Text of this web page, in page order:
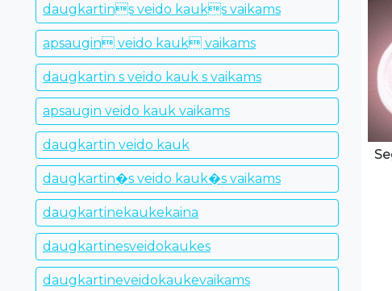
daugkartins veido kauks vaikams
apsaugin veido kauk vaikams
daugkartin s veido kauk s vaikams
apsaugin veido kauk vaikams
daugkartin veido kauk
daugkartin�s veido kauk�s vaikams
daugkartinekaukekaina
daugkartinesveidokaukes
daugkartineveidokaukevaikams